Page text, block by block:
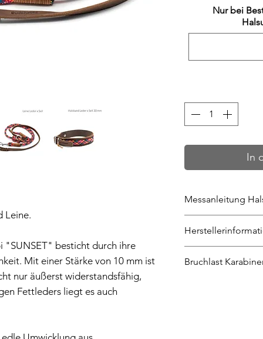
Leine.
"SUNSET" besticht durch ihre
Mit einer Stärke von 10 mm ist
nur äußerst widerstandsfähig,
Fettleders liegt es auch
Nur bei
In
Messanleitung
*klick*
Rudelwohl
Bruchlast